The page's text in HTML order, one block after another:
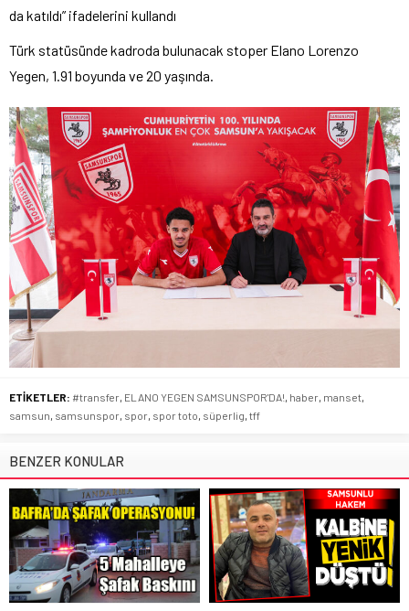
da katıldı” ifadelerini kullandı
Türk statüsünde kadroda bulunacak stoper Elano Lorenzo
Yegen, 1.91 boyunda ve 20 yaşında.
ETİKETLER: #transfer, ELANO YEGEN SAMSUNSPOR'DA!, haber, manset,
samsun, samsunspor, spor, spor toto, süperlig, tff
BENZER KONULAR